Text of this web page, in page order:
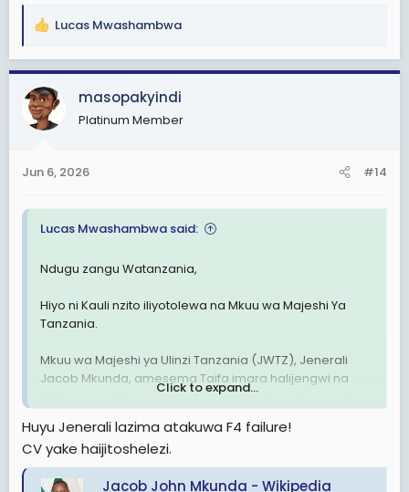
R
a
c
t
i
s
Lucas Mwashambwa
masopakyindi
Platinum Member
Jun 6, 2026 #14
Lucas Mwashambwa said:
Ndugu zangu Watanzania,
Hiyo ni Kauli nzito iliyotolewa na Mkuu wa Majeshi Ya
Tanzania.
Mkuu wa Majeshi ya Ulinzi Tanzania (JWTZ), Jenerali
Jacob Mkunda, amesema Taifa imara halijengwi na
Watu wanaojihusisha na vitendo vya utapeli, ugomvi,
maendeleo ya Nchi yanategemea uwepo wa
Wananchi wenye maadili mema.
Jenerali Mkunda ametoa kauli hiyo leo Juni 5, 2026
Click to expand...
Huyu Jenerali lazima atakuwa F4 failure!
CV yake haijitoshelezi.
Jacob John Mkunda - Wikipedia